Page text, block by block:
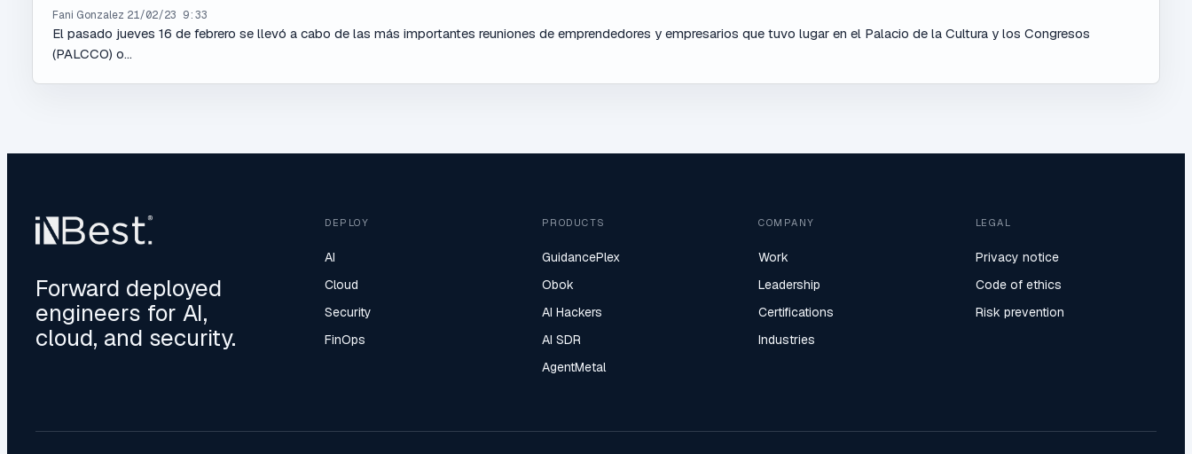
Fani Gonzalez 21/02/23 9:33
El pasado jueves 16 de febrero se llevó a cabo de las más importantes reuniones de emprendedores y empresarios que tuvo lugar en el Palacio de la Cultura y los Congresos
(PALCCO) o...
Forward deployed
engineers for AI,
cloud, and security.
DEPLOY
AI
Cloud
Security
FinOps
PRODUCTS
GuidancePlex
Obok
AI Hackers
AI SDR
AgentMetal
COMPANY
Work
Leadership
Certifications
Industries
LEGAL
Privacy notice
Code of ethics
Risk prevention